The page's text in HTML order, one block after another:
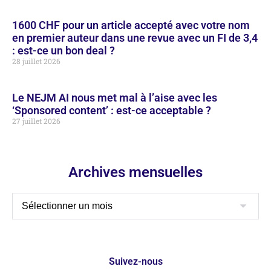
1600 CHF pour un article accepté avec votre nom
en premier auteur dans une revue avec un FI de 3,4
: est-ce un bon deal ?
28 juillet 2026
Le NEJM AI nous met mal à l’aise avec les
‘Sponsored content’ : est-ce acceptable ?
27 juillet 2026
Archives mensuelles
Suivez-nous